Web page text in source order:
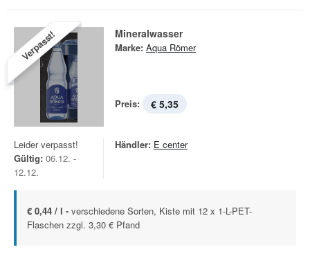
Verpasst! Mineralwasser
Marke: Aqua Römer
Preis: € 5,35
Leider verpasst!
Gültig: 06.12. -
12.12.
Händler: E center
€ 0,44 / l - verschiedene Sorten, Kiste mit 12 x 1-L-PET-
Flaschen zzgl. 3,30 € Pfand